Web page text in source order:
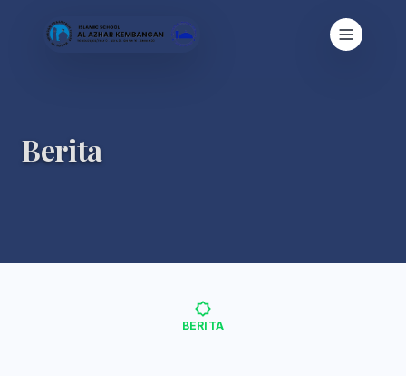
Berita
BERITA